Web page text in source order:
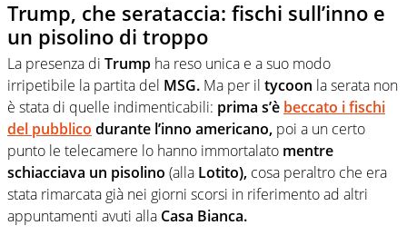
Trump, che serataccia: fischi sull’inno e
un pisolino di troppo
La presenza di Trump ha reso unica e a suo modo
irripetibile la partita del MSG. Ma per il tycoon la serata non
è stata di quelle indimenticabili: prima s’è beccato i fischi
del pubblico durante l’inno americano, poi a un certo
punto le telecamere lo hanno immortalato mentre
schiacciava un pisolino (alla Lotito), cosa peraltro che era
stata rimarcata già nei giorni scorsi in riferimento ad altri
appuntamenti avuti alla Casa Bianca.